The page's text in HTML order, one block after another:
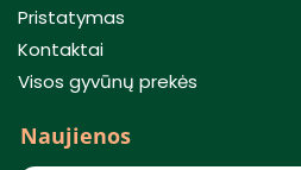
Pristatymas
Kontaktai
Visos gyvūnų prekės
Naujienos